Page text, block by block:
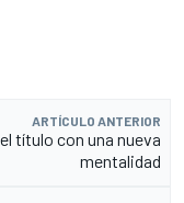
ARTÍCULO ANTERIOR
título con una nueva
mentalidad